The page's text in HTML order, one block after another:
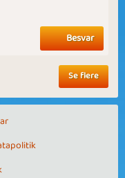
Besvar
Se flere